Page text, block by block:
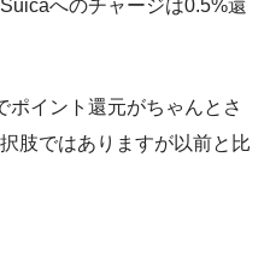
へのチャージは0.5%還
ポイント還元がちゃんとさ
肢ではありますが以前と比